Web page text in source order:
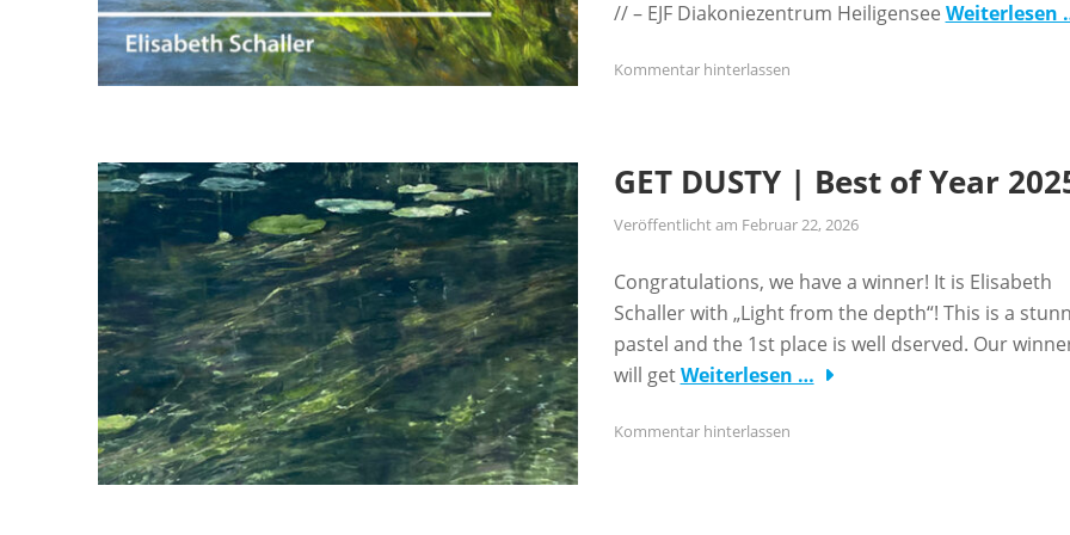
// – EJF Diakoniezentrum Heiligensee Weiterlesen
Kommentar hinterlassen
GET DUSTY | Best of Year
Veröffentlicht am Februar 22, 2026
Congratulations, we have a winner! It is Elisabeth
Schaller with „Light from the depth“! This is a
pastel and the 1st place is well dserved. Our
will getWeiterlesen …
Kommentar hinterlassen